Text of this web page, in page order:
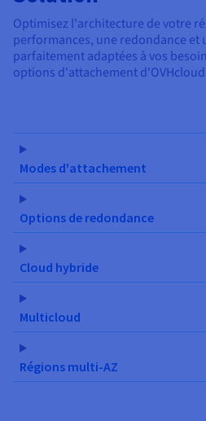
Optimisez l'architecture de votre
performances, une redondance et
parfaitement adaptées à vos
options d'attachement
Modes d'attachement
Options de redondance
Cloud hybride
Multicloud
Régions multi-AZ